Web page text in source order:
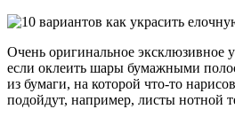
Очень оригинальное эксклюзивное
если оклеить шары бумажными
из бумаги, на которой что-то
подойдут, например, листы нотной